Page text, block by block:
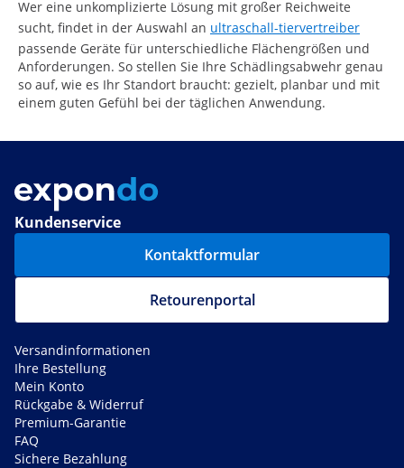
Wer eine unkomplizierte Lösung mit großer Reichweite
sucht, findet in der Auswahl an ultraschall-tiervertreiber
passende Geräte für unterschiedliche Flächengrößen und
Anforderungen. So stellen Sie Ihre Schädlingsabwehr genau
so auf, wie es Ihr Standort braucht: gezielt, planbar und mit
einem guten Gefühl bei der täglichen Anwendung.
Kundenservice
Kontaktformular
Retourenportal
Versandinformationen
Ihre Bestellung
Mein Konto
Rückgabe & Widerruf
Premium-Garantie
FAQ
Sichere Bezahlung